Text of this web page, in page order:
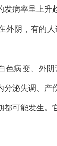
发病率呈上升
外阴，有的
色病变、外
分泌失调、产
都可能发生。